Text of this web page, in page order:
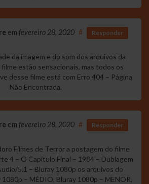
em fevereiro 28, 2020 # Responder
da imagem e do som dos arquivos da
estão sensacionais, mas todos os
desse filme está com Erro 404 – Página
Não Encontrada.
em fevereiro 28, 2020 # Responder
Filmes de Terror a postagem do filme
4 – O Capitulo Final – 1984 – Dublagem
5.1 – Bluray 1080p os arquivos do
– MÉDIO, Bluray 1080p – MENOR,